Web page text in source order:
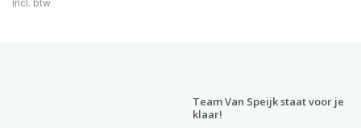
Incl. btw
Team Van Speijk staat voor je
klaar!